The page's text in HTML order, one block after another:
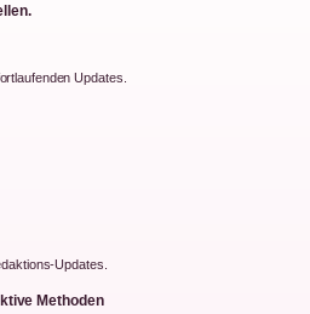
Updates.
Updates.
Methoden